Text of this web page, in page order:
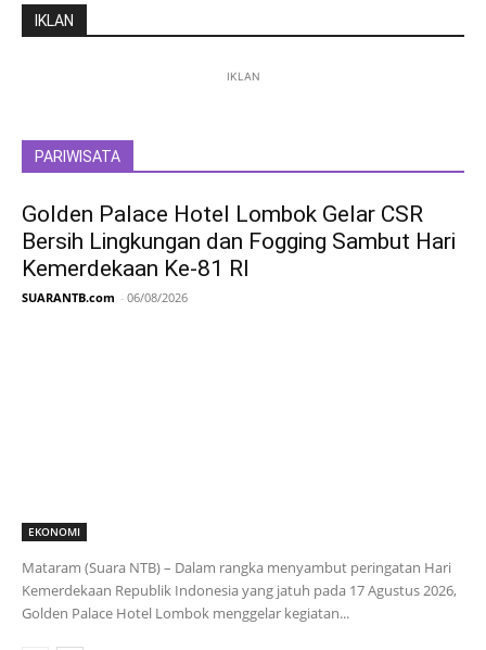
IKLAN
IKLAN
PARIWISATA
Golden Palace Hotel Lombok Gelar CSR
Bersih Lingkungan dan Fogging Sambut Hari
Kemerdekaan Ke-81 RI
SUARANTB.com - 06/08/2026
EKONOMI
Mataram (Suara NTB) – Dalam rangka menyambut peringatan Hari
Kemerdekaan Republik Indonesia yang jatuh pada 17 Agustus 2026,
Golden Palace Hotel Lombok menggelar kegiatan...